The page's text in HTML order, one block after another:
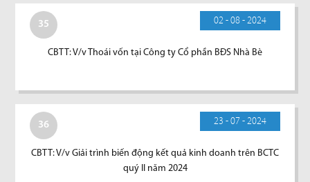
35 02 - 08 - 2024
CBTT: V/v Thoái vốn tại Công ty Cổ phần BĐS Nhà Bè
36 23 - 07 - 2024
CBTT: V/v Giải trình biến động kết quả kinh doanh trên BCTC
quý II năm 2024